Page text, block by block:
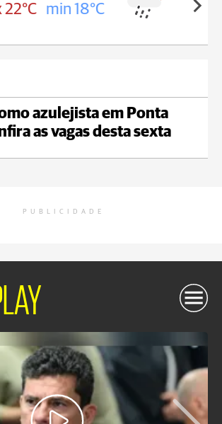
max 21°C min 18°C
azulejista em Ponta
as vagas desta sexta
PUBLICIDADE